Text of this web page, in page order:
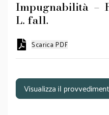
Impugnabilità –
L. fall.
Scarica PDF
Visualizza il